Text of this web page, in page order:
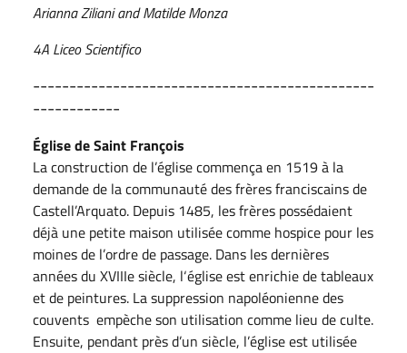
Arianna Ziliani and Matilde Monza
4A Liceo Scientifico
-----------------------------------------------
------------
Église de Saint François
La construction de l’église commença en 1519 à la
demande de la communauté des frères franciscains de
Castell’Arquato. Depuis 1485, les frères possédaient
déjà une petite maison utilisée comme hospice pour les
moines de l’ordre de passage. Dans les dernières
années du XVIIIe siècle, l‘église est enrichie de tableaux
et de peintures. La suppression napoléonienne des
couvents empèche son utilisation comme lieu de culte.
Ensuite, pendant près d’un siècle, l’église est utilisée